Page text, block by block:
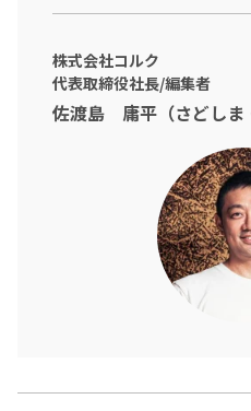
株式会社コルク
代表取締役社長/編集者
佐渡島 庸平（さどしま